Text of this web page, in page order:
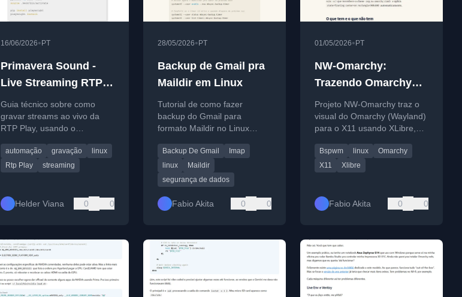
16/06/2026• PT
Primavera Sound -
Live Streaming RTP
Play
Guia técnico sobre como
gravar streams ao vivo da
RTP Play, usando o
exemplo.
automação gravação
linux
Rtp Play
streaming
Helder Viana 0 0
28/05/2026• PT
Backup de Gmail pra
Maildir em Linux
Tutorial de como fazer
backup do Gmail para
formato Maildir no Linux
Backup De Gmail
Imap
linux
Maildir
segurança de dados
Fabio Akita 0 0
01/05/2026• PT
NW-Omarchy:
Trazendo Omarchy
pro X11 com XLibre
Projeto NW-Omarchy traz o
visual do Omarchy (Wayland)
para o X11 usando XLibre,
Bspwm linux
Omarchy
X11
Xlibre
Fabio Akita 0 0